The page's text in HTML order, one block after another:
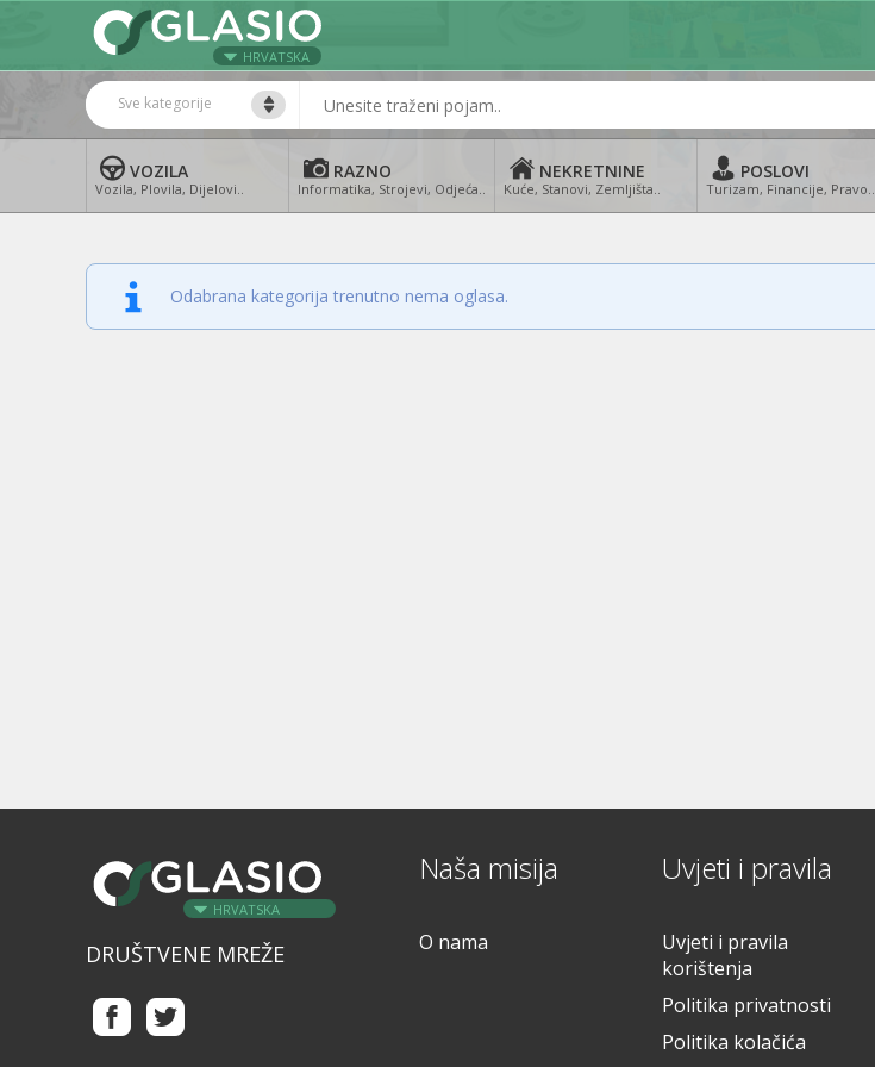
HRVATSKA
Sve kategorije
VOZILA
Vozila, Plovila, Dijelovi..
RAZNO
Informatika, Strojevi, Odjeća..
NEKRETNINE
Kuće, Stanovi, Zemljišta..
POSLOVI
Turizam, Financije, Pravo..
Odabrana kategorija trenutno nema oglasa.
HRVATSKA
DRUŠTVENE MREŽE
Naša misija
O nama
Uvjeti i pravila
Uvjeti i pravila
korištenja
Politika privatnosti
Politika kolačića